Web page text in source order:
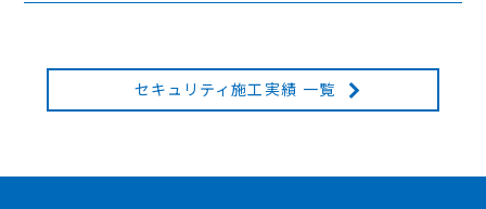
セキュリティ施工実績 一覧